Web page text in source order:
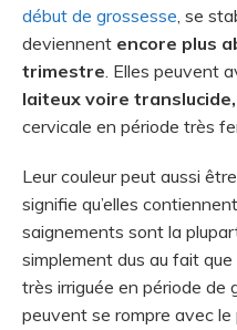
début de grossesse , se
deviennent encore plus
trimestre . Elles peuvent
laiteux voire translucide,
cervicale en période très
Leur couleur peut aussi être
signifie qu’elles
saignements sont la
simplement dus au fait
très irriguée en période de
peuvent se rompre avec